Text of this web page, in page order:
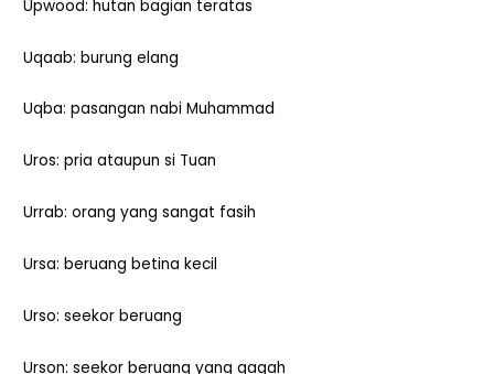
Upwood: hutan bagian teratas
Uqaab: burung elang
Uqba: pasangan nabi Muhammad
Uros: pria ataupun si Tuan
Urrab: orang yang sangat fasih
Ursa: beruang betina kecil
Urso: seekor beruang
Urson: seekor beruang yang gagah